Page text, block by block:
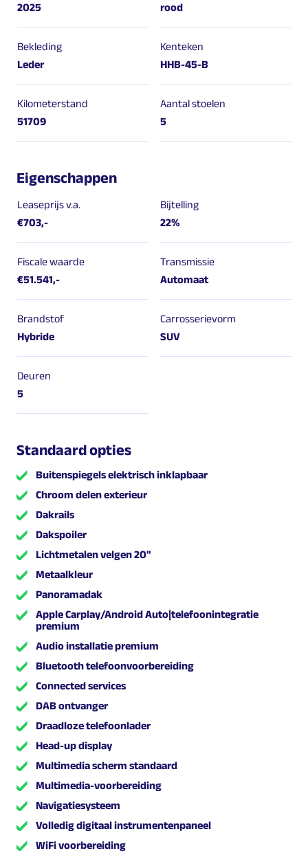
2025
rood
Bekleding
Leder
Kenteken
HHB-45-B
Kilometerstand
51709
Aantal stoelen
5
Eigenschappen
Leaseprijs v.a.
€703,-
Bijtelling
22%
Fiscale waarde
€51.541,-
Transmissie
Automaat
Brandstof
Hybride
Carrosserievorm
SUV
Deuren
5
Standaard opties
Buitenspiegels elektrisch inklapbaar
Chroom delen exterieur
Dakrails
Dakspoiler
Lichtmetalen velgen 20"
Metaalkleur
Panoramadak
Apple Carplay/Android Auto|telefoonintegratie
premium
Audio installatie premium
Bluetooth telefoonvoorbereiding
Connected services
DAB ontvanger
Draadloze telefoonlader
Head-up display
Multimedia scherm standaard
Multimedia-voorbereiding
Navigatiesysteem
Volledig digitaal instrumentenpaneel
WiFi voorbereiding